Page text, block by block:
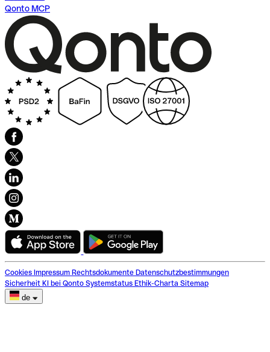
Qonto MCP
Cookies Impressum Rechtsdokumente Datenschutzbestimmungen
Sicherheit KI bei Qonto Systemstatus Ethik-Charta Sitemap
de